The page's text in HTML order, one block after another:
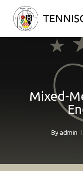
Mixed-
By admin